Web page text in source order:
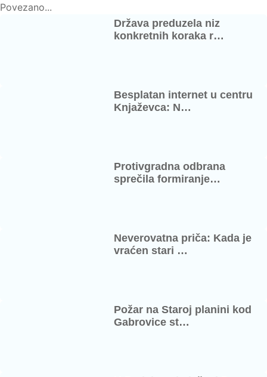
Povezano...
Država preduzela niz
konkretnih koraka r…
Besplatan internet u centru
Knjaževca: N…
Protivgradna odbrana
sprečila formiranje…
Neverovatna priča: Kada je
vraćen stari …
Požar na Staroj planini kod
Gabrovice st…